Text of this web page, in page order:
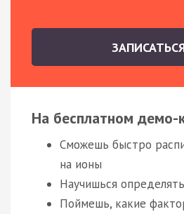
На бесплатном демо-
Сможешь быстро
на ионы
Научишься
Поймешь, какие